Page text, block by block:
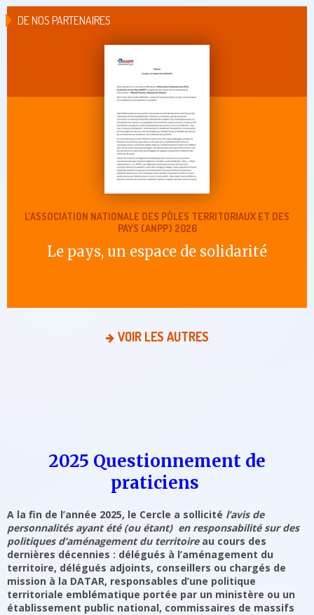
DE NOS PARTENAIRES
L’ASSOCIATION NATIONALE DES PÔLES TERRITORIAUX ET DES
PAYS (ANPP) 2026
Le pays, un espace de solidarité
VOIR LES AUTRES
2025 Questionnement de
praticiens
A la fin de l’année 2025, le Cercle a sollicité l’avis de
personnalités ayant été (ou étant) en responsabilité sur des
politiques d’aménagement du territoireau cours des
dernières décennies : délégués à l’aménagement du
territoire, délégués adjoints, conseillers ou chargés de
mission à la DATAR, responsables d’une politique
territoriale emblématique portée par un ministère ou un
établissement public national, commissaires de massifs